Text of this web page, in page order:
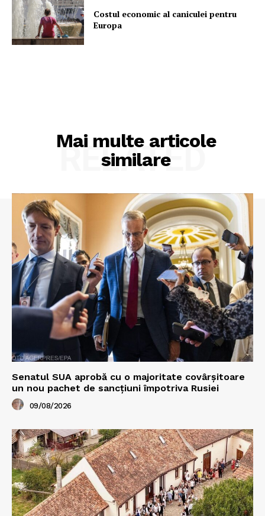
Costul economic al caniculei pentru
Europa
Mai multe articole
similare
RELATED
Senatul SUA aprobă cu o majoritate covârșitoare
un nou pachet de sancțiuni împotriva Rusiei
09/08/2026